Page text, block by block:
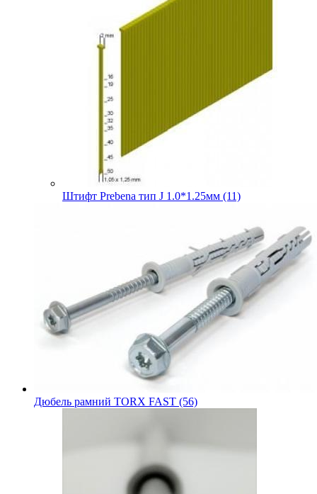
Штифт Prebena тип J 1.0*1.25мм (11)
Дюбель рамний TORX FAST (56)